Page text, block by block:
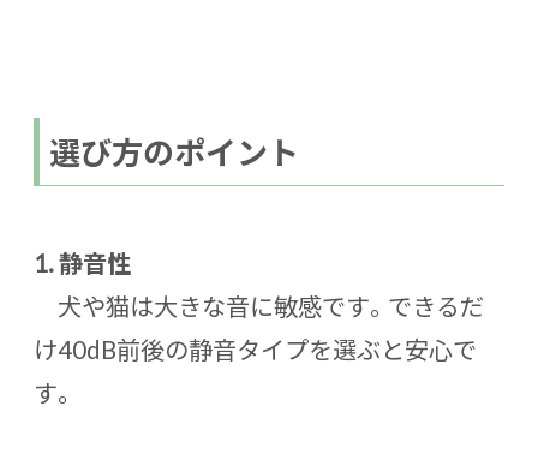
選び方のポイント
1.静音性
犬や猫は大きな音に敏感です。できるだ
け40dB前後の静音タイプを選ぶと安心で
す。